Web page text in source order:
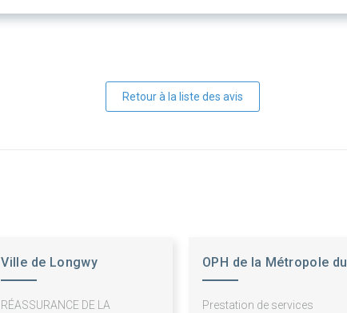
Retour à la liste des avis
Ville de Longwy
RÉASSURANCE DE LA
OPH de la Métropole du
Prestation de services